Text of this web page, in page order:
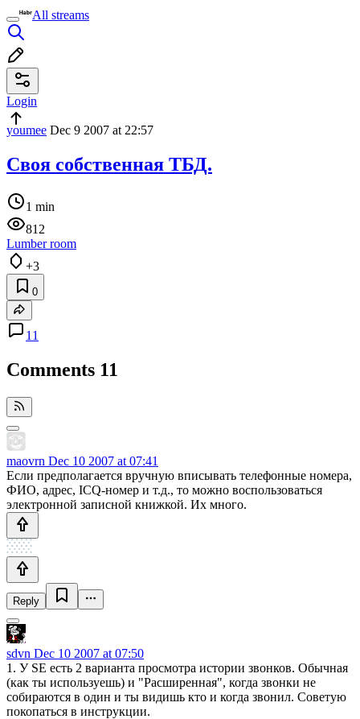
All streams
Login
youmee Dec 9 2007 at 22:57
Своя собственная ТБД.
1 min
812
Lumber room
+3
0
11
Comments 11
maovrn Dec 10 2007 at 07:41
Если предполагается вручную вписывать телефонные номера,
ФИО, адрес, ICQ-номер и т.д., то можно воспользоваться
электронной записной книжкой. Их много.
Reply
sdvn Dec 10 2007 at 07:50
1. У SE есть 2 варианта просмотра истории звонков. Обычная
(как ты используешь) и "Расширенная", когда звонки не
собираются в один и ты видишь кто и когда звонил. Советую
покопаться в инструкции.